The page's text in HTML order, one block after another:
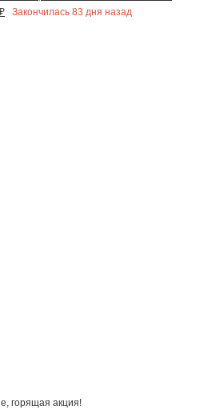
Закончилась 83 дня назад
горящая акция!